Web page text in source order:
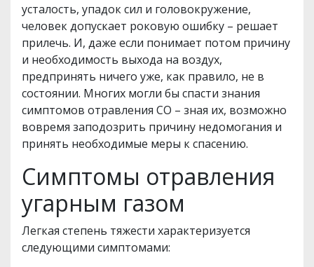
усталость, упадок сил и головокружение,
человек допускает роковую ошибку – решает
прилечь. И, даже если понимает потом причину
и необходимость выхода на воздух,
предпринять ничего уже, как правило, не в
состоянии. Многих могли бы спасти знания
симптомов отравления СО – зная их, возможно
вовремя заподозрить причину недомогания и
принять необходимые меры к спасению.
Симптомы отравления
угарным газом
Легкая степень тяжести характеризуется
следующими симптомами: